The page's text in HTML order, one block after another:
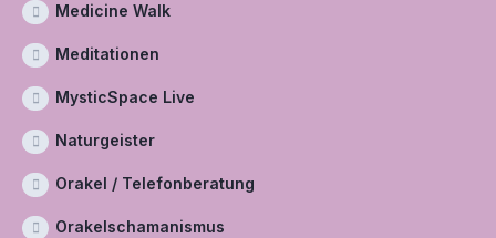
Medicine Walk
Meditationen
MysticSpace Live
Naturgeister
Orakel / Telefonberatung
Orakelschamanismus